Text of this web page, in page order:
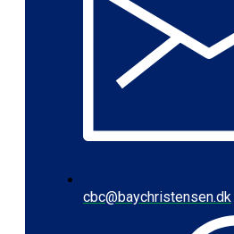
cbc@baychristensen.dk